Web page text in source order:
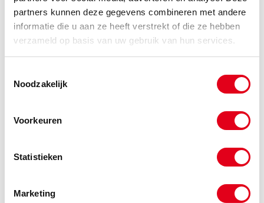
partners kunnen deze gegevens combineren met andere
informatie die u aan ze heeft verstrekt of die ze hebben
verzameld op basis van uw gebruik van hun services.
Noodzakelijk
Voorkeuren
Statistieken
Marketing
evdvm10x08
Elvz. Draadverloop Bi-Bu
M10xM08
Stuks
evdvm10x12
Elvz. Draadverloop Bi-Bu